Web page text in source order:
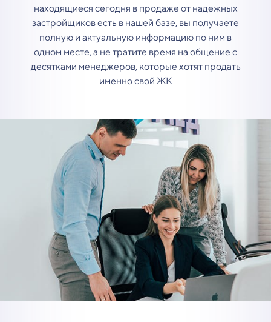
находящиеся сегодня в продаже от надежных
застройщиков есть в нашей базе, вы получаете
полную и актуальную информацию по ним в
одном месте, а не тратите время на общение с
десятками менеджеров, которые хотят продать
именно свой ЖК